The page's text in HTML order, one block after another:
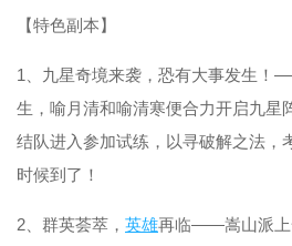
【特色副本】
1、九星奇境来袭，恐有大事发生！
生，喻月清和喻清寒便合力开启九星
结队进入参加试练，以寻破解之法，
时候到了！
2、群英荟萃， 英雄再临——嵩山派上